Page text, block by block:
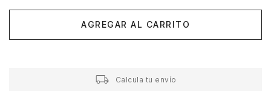
AGREGAR AL CARRITO
Calcula tu envío